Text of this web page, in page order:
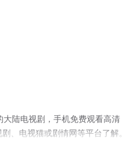
陆电视剧，手机免费观看高清
、电视猫或剧情网等平台了解。